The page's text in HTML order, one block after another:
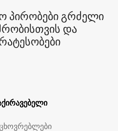
პირობები გრძელი
და